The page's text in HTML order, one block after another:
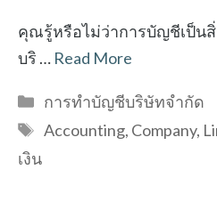
คุณรู้หรือไม่ว่าการบัญชีเป็น
บริ … Read More
Categories
การทำบัญชีบริษัทจำกัด
Tags
Accounting, Company,
เงิน